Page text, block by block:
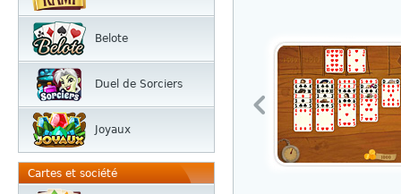
Belote
Duel de Sorciers
Joyaux
Cartes et société